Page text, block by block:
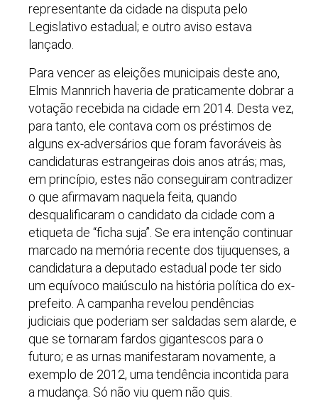
representante da cidade na disputa pelo
Legislativo estadual; e outro aviso estava
lançado.
Para vencer as eleições municipais deste ano,
Elmis Mannrich haveria de praticamente dobrar a
votação recebida na cidade em 2014. Desta vez,
para tanto, ele contava com os préstimos de
alguns ex-adversários que foram favoráveis às
candidaturas estrangeiras dois anos atrás; mas,
em princípio, estes não conseguiram contradizer
o que afirmavam naquela feita, quando
desqualificaram o candidato da cidade com a
etiqueta de “ficha suja”. Se era intenção continuar
marcado na memória recente dos tijuquenses, a
candidatura a deputado estadual pode ter sido
um equívoco maiúsculo na história política do ex-
prefeito. A campanha revelou pendências
judiciais que poderiam ser saldadas sem alarde, e
que se tornaram fardos gigantescos para o
futuro; e as urnas manifestaram novamente, a
exemplo de 2012, uma tendência incontida para
a mudança. Só não viu quem não quis.